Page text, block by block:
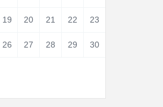
19 20 21 22 23
26 27 28 29 30